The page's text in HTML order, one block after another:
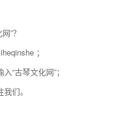
”？
；
“古琴文化网”；
们。